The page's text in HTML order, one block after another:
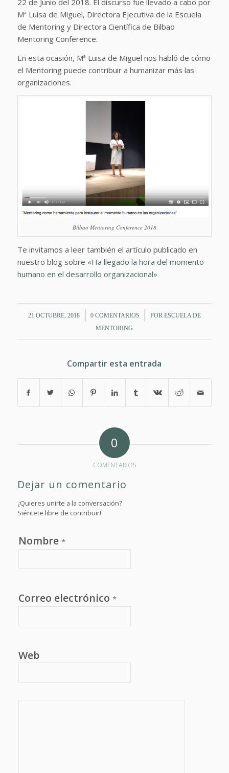
22 de Junio del 2018. El discurso fue llevado a cabo por
Mª Luisa de Miguel, Directora Ejecutiva de la Escuela
de Mentoring y Directora Científica de Bilbao
Mentoring Conference.
En esta ocasión, Mª Luisa de Miguel nos habló de cómo
el Mentoring puede contribuir a humanizar más las
organizaciones.
Bilbao Mentoring Conference 2018
Te invitamos a leer también el artículo publicado en
nuestro blog sobre «Ha llegado la hora del momento
humano en el desarrollo organizacional»
21 OCTUBRE, 2018
/ 0 COMENTARIOS
/ POR ESCUELA DE
MENTORING
Compartir esta entrada
0
COMENTARIOS
Dejar un comentario
¿Quieres unirte a la conversación?
Siéntete libre de contribuir!
Nombre *
Correo electrónico *
Web